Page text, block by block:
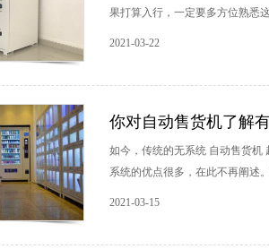
果打算入行，一定要多方位熟悉
2021-03-22
你对自动售货机了解
如今，传统的无系统 自动售货机
系统的优点很多，在此不再阐述
2021-03-15